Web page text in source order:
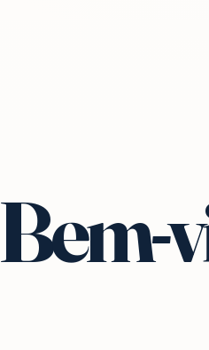
Bem-